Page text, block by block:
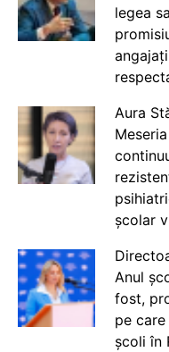
legea
Aura
școlar
Anul
fost,
pe
școli în